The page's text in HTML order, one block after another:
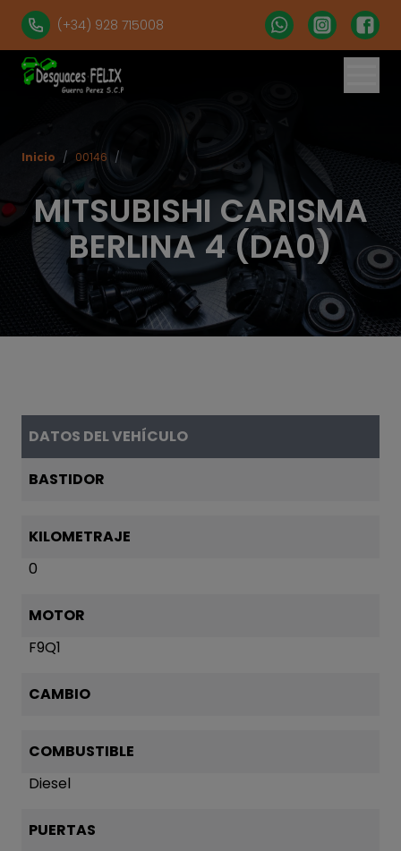
(+34) 928 715008
MITSUBISHI CARISMA
BERLINA 4 (DA0)
Inicio / 00146 /
DATOS DEL VEHÍCULO
BASTIDOR
KILOMETRAJE
0
MOTOR
F9Q1
CAMBIO
COMBUSTIBLE
Diesel
PUERTAS